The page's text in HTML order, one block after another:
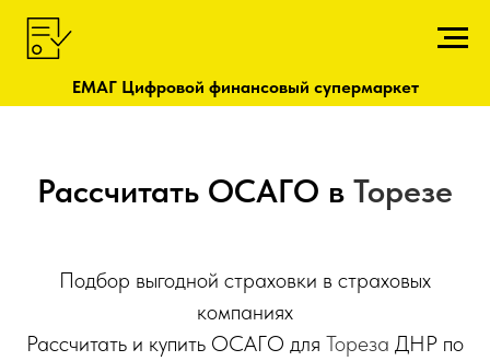
ЕМАГ Цифровой финансовый супермаркет
Рассчитать ОСАГО в Торезе
Подбор выгодной страховки в страховых
компаниях
Рассчитать и купить ОСАГО для Тореза ДНР по